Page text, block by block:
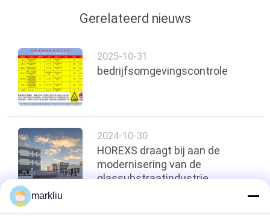
Gerelateerd nieuws
2025-10-31
bedrijfsomgevingscontrole
2024-10-30
HOREXS draagt bij aan de
modernisering van de
glassubstraatindustrie
markliu